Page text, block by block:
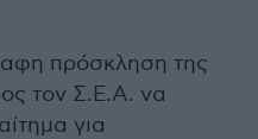
πρόσκληση της
τον Σ.Ε.Α. να
για